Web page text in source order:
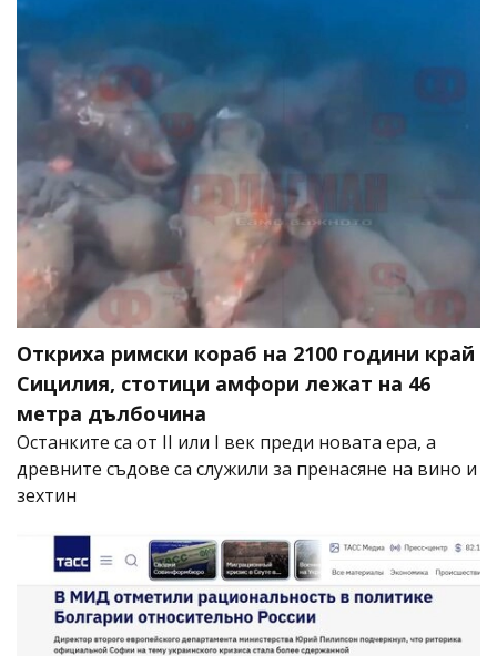
Откриха римски кораб на 2100 години край
Сицилия, стотици амфори лежат на 46
метра дълбочина
Останките са от II или I век преди новата ера, а
древните съдове са служили за пренасяне на вино и
зехтин